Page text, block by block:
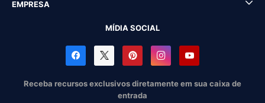
EMPRESA
MÍDIA SOCIAL
Receba recursos exclusivos diretamente em sua caixa de
entrada